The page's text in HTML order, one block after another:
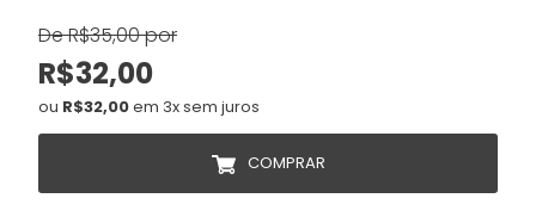
De R$35,00 por
R$32,00
ou R$32,00em 3x sem juros
COMPRAR